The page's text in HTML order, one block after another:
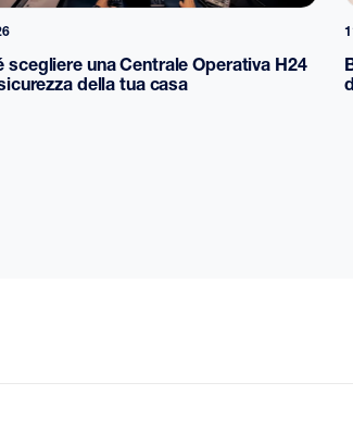
scegliere una Centrale Operativa H24
della tua casa